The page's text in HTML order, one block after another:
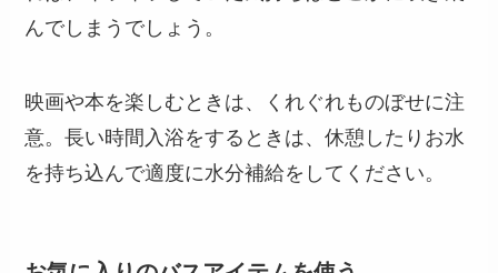
んでしまうでしょう。
映画や本を楽しむときは、くれぐれものぼせに注
意。長い時間入浴をするときは、休憩したりお水
を持ち込んで適度に水分補給をしてください。